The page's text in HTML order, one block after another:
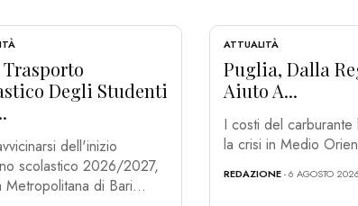
Degli Studenti
dell'inizio
scolastico 2026/2027,
Metropolitana di Bari...
ATTUALITÀ
Puglia, Dalla
Aiuto A...
I costi del carburante
la crisi in Medio
REDAZIONE- 6 AGOSTO 2026